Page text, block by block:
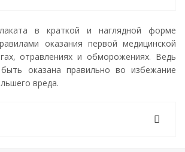
в краткой и наглядной форме
оказания первой медицинской
отравлениях и обморожениях. Ведь
оказана правильно во избежание
вреда.